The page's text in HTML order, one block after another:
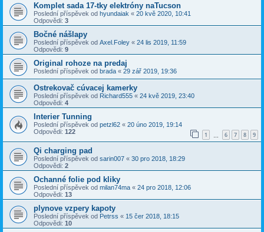
Komplet sada 17-tky elektróny naTucson
Poslední příspěvek od hyundaiak « 20 kvě 2020, 10:41
Odpovědi: 3
Bočné nášlapy
Poslední příspěvek od Axel.Foley « 24 lis 2019, 11:59
Odpovědi: 9
Original rohoze na predaj
Poslední příspěvek od brada « 29 zář 2019, 19:36
Ostrekovač cúvacej kamerky
Poslední příspěvek od Richard555 « 24 kvě 2019, 23:40
Odpovědi: 4
Interier Tunning
Poslední příspěvek od petzl62 « 20 úno 2019, 19:14
Odpovědi: 122 1 6 7 8 9
Qi charging pad
Poslední příspěvek od sarin007 « 30 pro 2018, 18:29
Odpovědi: 2
Ochanné folie pod kliky
Poslední příspěvek od milan74ma « 24 pro 2018, 12:06
Odpovědi: 13
plynove vzpery kapoty
Poslední příspěvek od Petrss « 15 čer 2018, 18:15
Odpovědi: 10